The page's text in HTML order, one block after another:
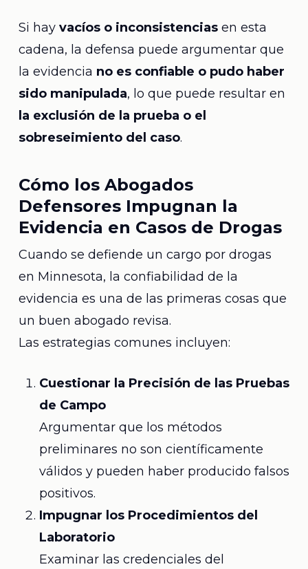
Si hay vacíos o inconsistenciasen esta
cadena, la defensa puede argumentar que
la evidencia no es confiable o pudo haber
sido manipulada, lo que puede resultar en
la exclusión de la prueba o el
sobreseimiento del caso.
Cómo los Abogados
Defensores Impugnan la
Evidencia en Casos de Drogas
Cuando se defiende un cargo por drogas
en Minnesota, la confiabilidad de la
evidencia es una de las primeras cosas que
un buen abogado revisa.
Las estrategias comunes incluyen:
Cuestionar la Precisión de las Pruebas
de Campo
Argumentar que los métodos
preliminares no son científicamente
válidos y pueden haber producido falsos
positivos.
Impugnar los Procedimientos del
Laboratorio
Examinar las credenciales del